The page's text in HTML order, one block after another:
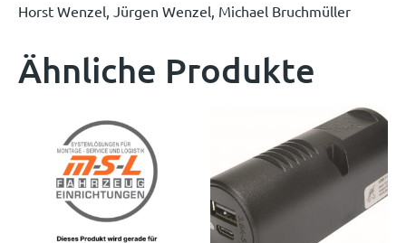
Horst Wenzel, Jürgen Wenzel, Michael Bruchmüller
Ähnliche Produkte